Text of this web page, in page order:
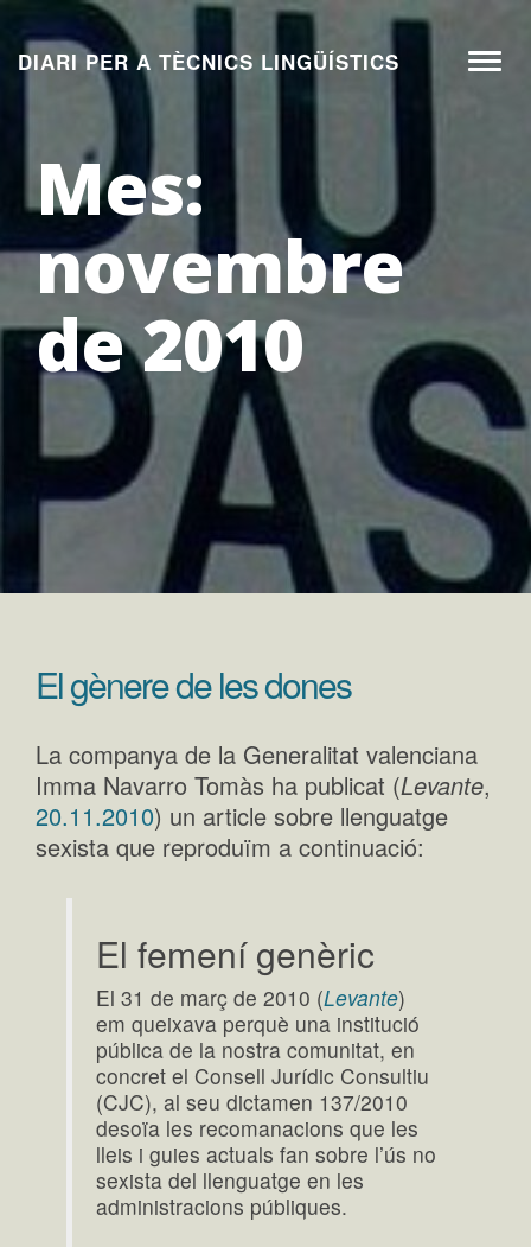
contingut
DIARI PER A TÈCNICS LINGÜÍSTICS
Mes:
novembre
de 2010
El gènere de les dones
La companya de la Generalitat valenciana
Imma Navarro Tomàs ha publicat (Levante,
20.11.2010) un article sobre llenguatge
sexista que reproduïm a continuació:
El femení genèric
El 31 de març de 2010 (Levante)
em queixava perquè una institució
pública de la nostra comunitat, en
concret el Consell Jurídic Consultiu
(CJC), al seu dictamen 137/2010
desoïa les recomanacions que les
lleis i guies actuals fan sobre l’ús no
sexista del llenguatge en les
administracions públiques.